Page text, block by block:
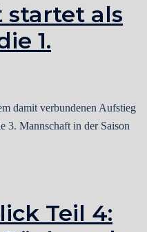
startet als
1.
damit verbundenen Aufstieg
3. Mannschaft in der Saison
Teil 4: